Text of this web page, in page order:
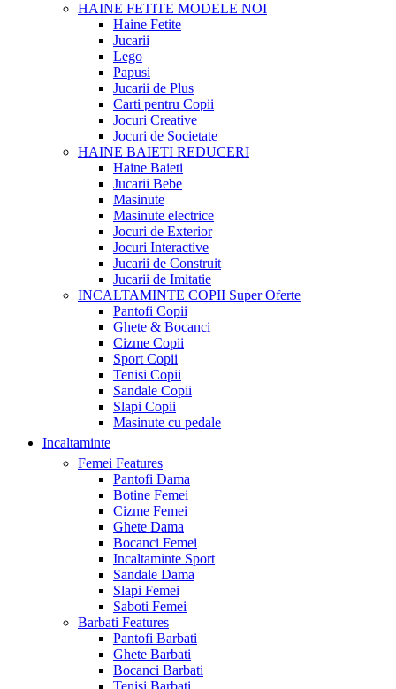
HAINE FETITE MODELE NOI
Haine Fetite
Jucarii
Lego
Papusi
Jucarii de Plus
Carti pentru Copii
Jocuri Creative
Jocuri de Societate
HAINE BAIETI REDUCERI
Haine Baieti
Jucarii Bebe
Masinute
Masinute electrice
Jocuri de Exterior
Jocuri Interactive
Jucarii de Construit
Jucarii de Imitatie
INCALTAMINTE COPII Super Oferte
Pantofi Copii
Ghete & Bocanci
Cizme Copii
Sport Copii
Tenisi Copii
Sandale Copii
Slapi Copii
Masinute cu pedale
Incaltaminte
Femei Features
Pantofi Dama
Botine Femei
Cizme Femei
Ghete Dama
Bocanci Femei
Incaltaminte Sport
Sandale Dama
Slapi Femei
Saboti Femei
Barbati Features
Pantofi Barbati
Ghete Barbati
Bocanci Barbati
Tenisi Barbati